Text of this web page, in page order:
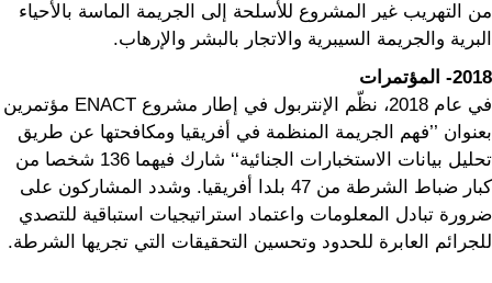
من التهريب غير المشروع للأسلحة إلى الجريمة الماسة بالأحياء
البرية والجريمة السيبرية والاتجار بالبشر والإرهاب.
2018- المؤتمرات
في عام 2018، نظّم الإنتربول في إطار مشروع ENACT مؤتمرين
بعنوان ’’فهم الجريمة المنظمة في أفريقيا ومكافحتها عن طريق
تحليل بيانات الاستخبارات الجنائية‘‘ شارك فيهما 136 شخصا من
كبار ضباط الشرطة من 47 بلدا أفريقيا. وشدد المشاركون على
ضرورة تبادل المعلومات واعتماد استراتيجيات استباقية للتصدي
للجرائم العابرة للحدود وتحسين التحقيقات التي تجريها الشرطة.